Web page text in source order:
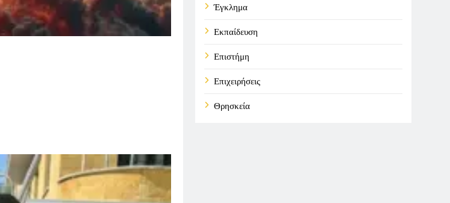
Έγκλημα
Εκπαίδευση
Επιστήμη
Επιχειρήσεις
Θρησκεία